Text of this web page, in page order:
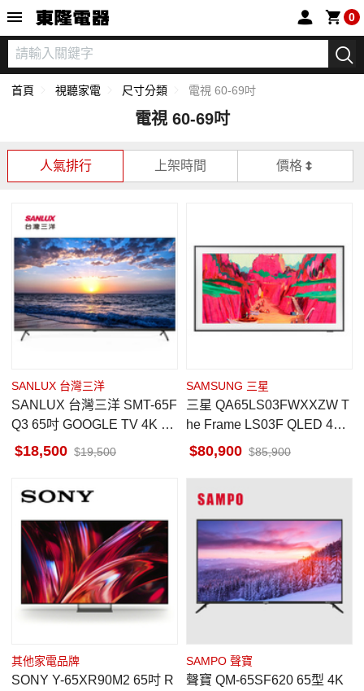
0
首頁 視聽家電 尺寸分類 電視 60-69吋
電視 60-69吋
人氣排行 上架時間 價格
SANLUX 台灣三洋
SANLUX 台灣三洋 SMT-65F
Q3 65吋 GOOGLE TV 4K QL
ED連網顯示器
18,500 19,500
SAMSUNG 三星
三星 QA65LS03FWXXZW T
he Frame LS03F QLED 4K
美學 AI顯示器
80,900 85,900
其他家電品牌
SONY Y-65XR90M2 65吋 R
SAMPO 聲寶
聲寶 QM-65SF620 65型 4K